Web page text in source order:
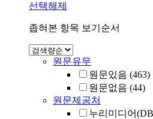
선택해제
좁혀본 항목 보기순서
원문유무
원문있음 (463)
원문없음 (44)
원문제공처
누리미디어